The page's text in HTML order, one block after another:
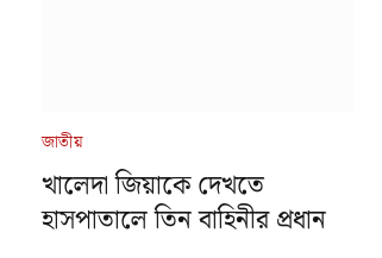
জাতীয়
খালেদা জিয়াকে দেখতে
হাসপাতালে তিন বাহিনীর প্রধান